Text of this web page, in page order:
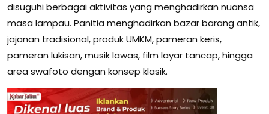
disuguhi berbagai aktivitas yang menghadirkan nuansa
masa lampau. Panitia menghadirkan bazar barang antik,
jajanan tradisional, produk UMKM, pameran keris,
pameran lukisan, musik lawas, film layar tancap, hingga
area swafoto dengan konsep klasik.